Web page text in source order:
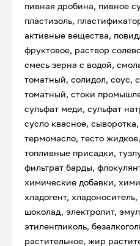
пивная дробина, пивное
пластизоль,
активные вещества,
фруктовое, раствор
смесь зерна с водой,
томатный, солидол, соус,
томатный, стоки
сульфат меди, сульфат
сусло квасное, сыворотка,
термомасло, тесто
топливные присадки,
фильтрат барды,
химические добавки,
хладогент,
шоколад, электролит,
этиленгликоль,
растительное, жир